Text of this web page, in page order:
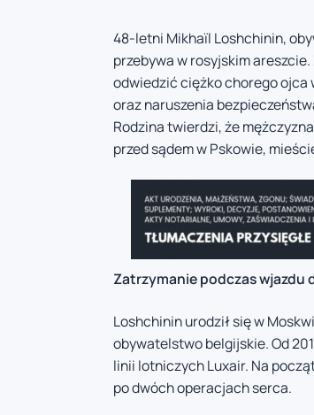
48-letni Mikhaïl Loshchinin,
przebywa w rosyjskim
odwiedzić ciężko chorego ojca
oraz naruszenia
Rodzina twierdzi, że
przed sądem w Pskowie,
Zatrzymanie podczas wjazdu
Loshchinin urodził się w
obywatelstwo belgijskie. Od
linii lotniczych Luxair. Na
po dwóch operacjach serca.